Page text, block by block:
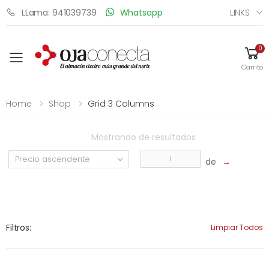
LLama: 941039739 Whatsapp LINKS
Toggle mobile menu
0
Carrito
Home Shop Grid 3 Columns
Mostrando de resultados
de →
Filtros: Limpiar Todos